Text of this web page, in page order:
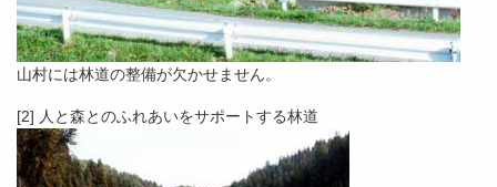
山村には林道の整備が欠かせません。
[2] 人と森とのふれあいをサポートする林道